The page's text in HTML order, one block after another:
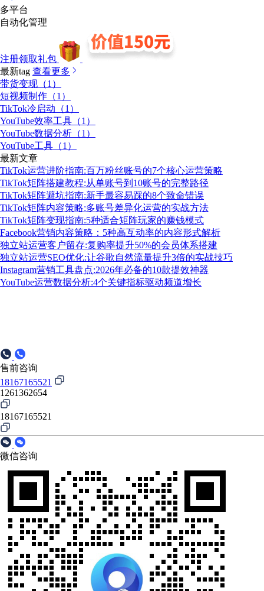
多平台
自动化管理
注册领取礼包
最新tag 查看更多
带货变现（1）
短视频制作（1）
TikTok冷启动（1）
YouTube效率工具（1）
YouTube数据分析（1）
YouTube工具（1）
最新文章
TikTok运营进阶指南:百万粉丝账号的7个核心运营策略
TikTok矩阵搭建教程:从单账号到10账号的完整路径
TikTok矩阵避坑指南:新手最容易踩的8个致命错误
TikTok矩阵内容策略:多账号差异化运营的实战方法
TikTok矩阵变现指南:5种适合矩阵玩家的赚钱模式
Facebook营销内容策略：5种高互动率的内容形式解析
独立站运营客户留存:复购率提升50%的会员体系搭建
独立站运营SEO优化:让谷歌自然流量提升3倍的实战技巧
Instagram营销工具盘点:2026年必备的10款提效神器
YouTube运营数据分析:4个关键指标驱动频道增长
售前咨询
18167165521
1261362654
18167165521
微信咨询